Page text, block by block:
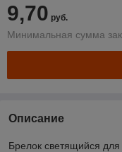
9,70 руб.
Минимальная сумма
Описание
Брелок светящийся